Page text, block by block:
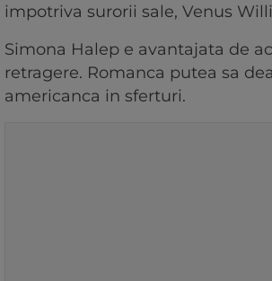
impotriva surorii sale, Venus
Simona Halep e avantajata de
retragere. Romanca putea sa
americanca in sferturi.